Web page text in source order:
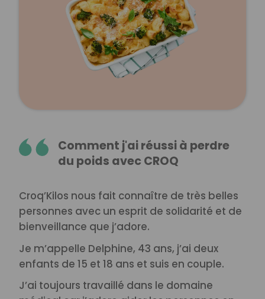
Comment j'ai réussi à perdre
du poids avec CROQ
Croq’Kilos nous fait connaître de très belles
personnes avec un esprit de solidarité et de
bienveillance que j’adore.
Je m’appelle Delphine, 43 ans, j’ai deux
enfants de 15 et 18 ans et suis en couple.
J’ai toujours travaillé dans le domaine